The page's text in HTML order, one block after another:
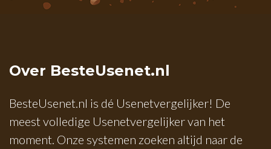
Over BesteUsenet.nl
BesteUsenet.nl is dé Usenetvergelijker! De
meest volledige Usenetvergelijker van het
moment. Onze systemen zoeken altijd naar de